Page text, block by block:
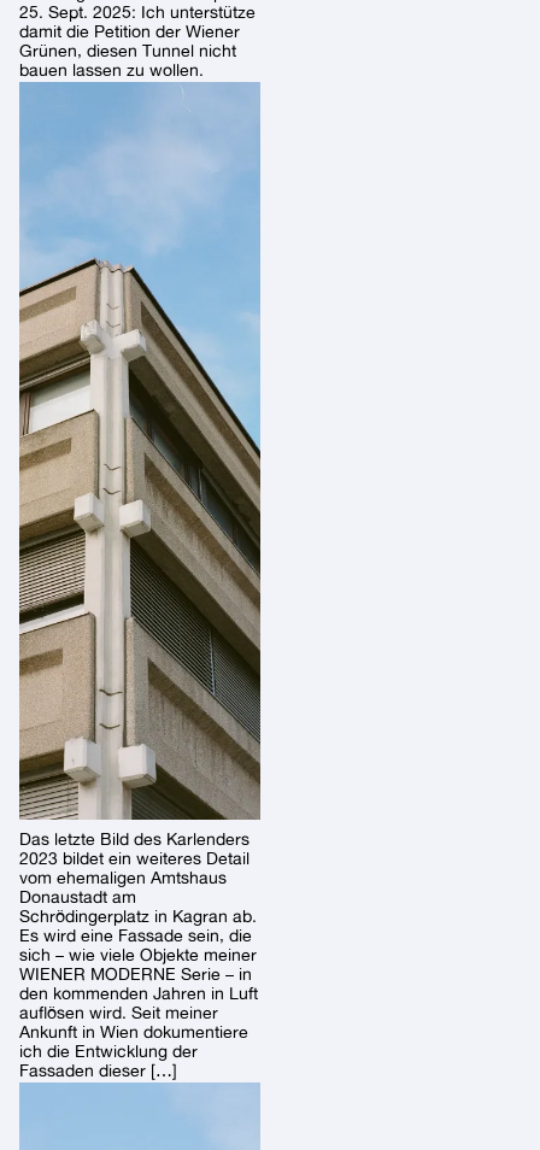
25. Sept. 2025: Ich unterstütze
damit die Petition der Wiener
Grünen, diesen Tunnel nicht
bauen lassen zu wollen.
Das letzte Bild des Karlenders
2023 bildet ein weiteres Detail
vom ehemaligen Amtshaus
Donaustadt am
Schrödingerplatz in Kagran ab.
Es wird eine Fassade sein, die
sich – wie viele Objekte meiner
WIENER MODERNE Serie – in
den kommenden Jahren in Luft
auflösen wird. Seit meiner
Ankunft in Wien dokumentiere
ich die Entwicklung der
Fassaden dieser […]